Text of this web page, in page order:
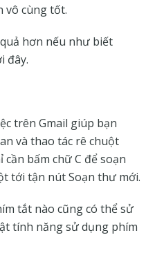
vô cùng tốt.
hơn nếu như biết
đây.
trên Gmail giúp bạn
và thao tác rê chuột
bấm chữ C để soạn
tới tận nút Soạn thư mới.
tắt nào cũng có thể sử
tính năng sử dụng phím